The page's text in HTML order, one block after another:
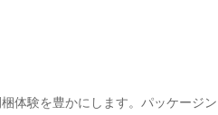
体験を豊かにします。パッケージ